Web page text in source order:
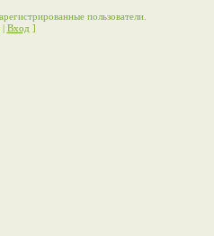
пользователи.
| Вход ]